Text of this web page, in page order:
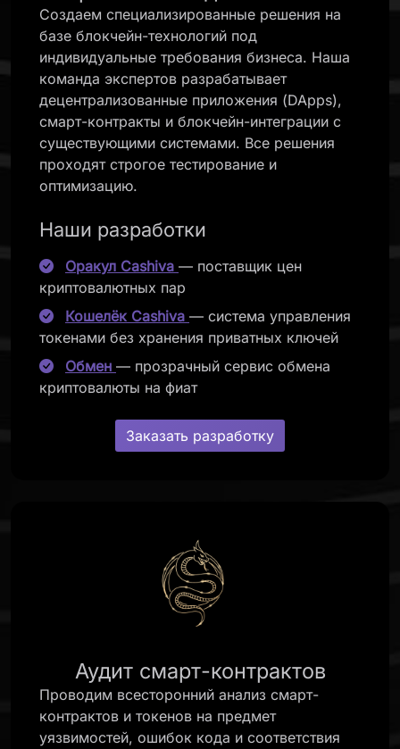
Создаем специализированные решения на
базе блокчейн-технологий под
индивидуальные требования бизнеса. Наша
команда экспертов разрабатывает
децентрализованные приложения (DApps),
смарт-контракты и блокчейн-интеграции с
существующими системами. Все решения
проходят строгое тестирование и
оптимизацию.
Наши разработки
Оракул Cashiva — поставщик цен
криптовалютных пар
Кошелёк Cashiva — система управления
токенами без хранения приватных ключей
Обмен — прозрачный сервис обмена
криптовалюты на фиат
Заказать разработку
Аудит смарт-контрактов
Проводим всесторонний анализ смарт-
контрактов и токенов на предмет
уязвимостей, ошибок кода и соответствия